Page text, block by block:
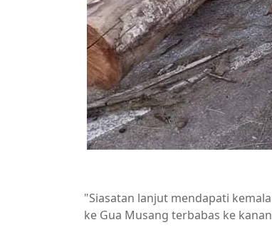
"Siasatan lanjut mendapati
ke Gua Musang terbabas ke